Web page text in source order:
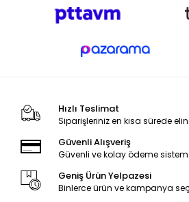
Hızlı Teslimat
Siparişleriniz en kısa sürede
Güvenli Alışveriş
Güvenli ve kolay ödeme sistemi
Geniş Ürün Yelpazesi
Binlerce ürün ve kampanya